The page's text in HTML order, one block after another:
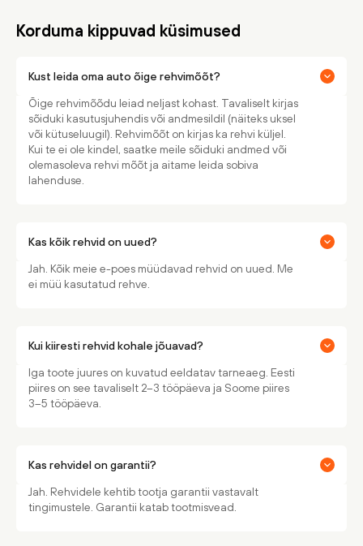
Korduma kippuvad küsimused
Kust leida oma auto õige rehvimõõt?
Õige rehvimõõdu leiad neljast kohast. Tavaliselt kirjas
sõiduki kasutusjuhendis või andmesildil (näiteks uksel
või kütuseluugil). Rehvimõõt on kirjas ka rehvi küljel.
Kui te ei ole kindel, saatke meile sõiduki andmed või
olemasoleva rehvi mõõt ja aitame leida sobiva
lahenduse.
Kas kõik rehvid on uued?
Jah. Kõik meie e-poes müüdavad rehvid on uued. Me
ei müü kasutatud rehve.
Kui kiiresti rehvid kohale jõuavad?
Iga toote juures on kuvatud eeldatav tarneaeg. Eesti
piires on see tavaliselt 2–3 tööpäeva ja Soome piires
3–5 tööpäeva.
Kas rehvidel on garantii?
Jah. Rehvidele kehtib tootja garantii vastavalt
tingimustele. Garantii katab tootmisvead.